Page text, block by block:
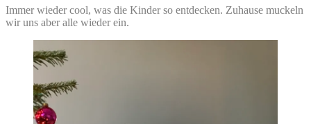
Immer wieder cool, was die Kinder so entdecken. Zuhause muckeln
wir uns aber alle wieder ein.